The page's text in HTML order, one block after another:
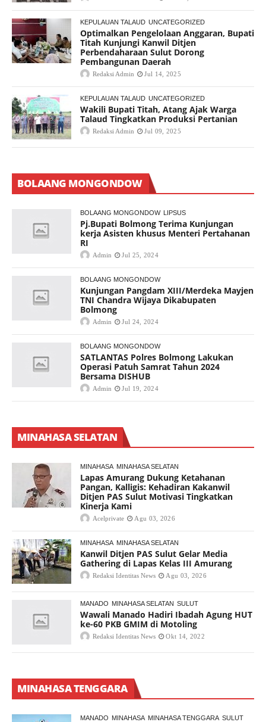
KEPULAUAN TALAUD UNCATEGORIZED
Optimalkan Pengelolaan Anggaran, Bupati
Titah Kunjungi Kanwil Ditjen
Perbendaharaan Sulut Dorong
Pembangunan Daerah
Redaksi Admin Jul 14, 2025
KEPULAUAN TALAUD UNCATEGORIZED
Wakili Bupati Titah, Atang Ajak Warga
Talaud Tingkatkan Produksi Pertanian
Redaksi Admin Jul 09, 2025
BOLAANG MONGONDOW
BOLAANG MONGONDOW LIPSUS
Pj.Bupati Bolmong Terima Kunjungan
kerja Asisten khusus Menteri Pertahanan
RI
Admin Jul 25, 2024
BOLAANG MONGONDOW
Kunjungan Pangdam XIII/Merdeka Mayjen
TNI Chandra Wijaya Dikabupaten
Bolmong
Admin Jul 24, 2024
BOLAANG MONGONDOW
SATLANTAS Polres Bolmong Lakukan
Operasi Patuh Samrat Tahun 2024
Bersama DISHUB
Admin Jul 19, 2024
MINAHASA SELATAN
MINAHASA MINAHASA SELATAN
Lapas Amurang Dukung Ketahanan
Pangan, Kalligis: Kehadiran Kakanwil
Ditjen PAS Sulut Motivasi Tingkatkan
Kinerja Kami
Acelprivate Agu 03, 2026
MINAHASA MINAHASA SELATAN
Kanwil Ditjen PAS Sulut Gelar Media
Gathering di Lapas Kelas III Amurang
Redaksi Identitas News Agu 03, 2026
MANADO MINAHASA SELATAN SULUT
Wawali Manado Hadiri Ibadah Agung HUT
ke-60 PKB GMIM di Motoling
Redaksi Identitas News Okt 14, 2022
MINAHASA TENGGARA
MANADO MINAHASA MINAHASA TENGGARA SULUT